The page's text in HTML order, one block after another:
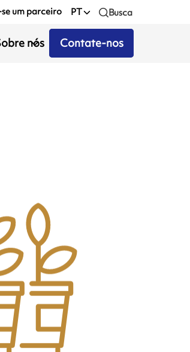
um parceiro PT Busca
nós Contate-nos